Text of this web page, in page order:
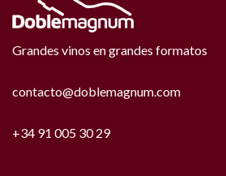
Grandes vinos en grandes formatos
contacto@doblemagnum.com
+34 91 005 30 29